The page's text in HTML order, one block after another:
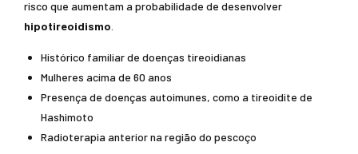
risco que aumentam a probabilidade de desenvolver
hipotireoidismo
Histórico familiar de doenças tireoidianas
Mulheres acima de 60 anos
Presença de doenças autoimunes, como a tireoidite de
Hashimoto
Radioterapia anterior na região do pescoço